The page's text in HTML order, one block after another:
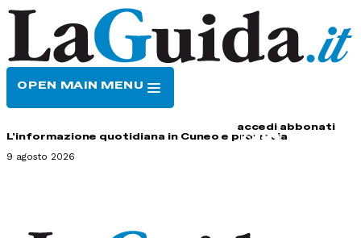
OPEN MAIN MENU
accedi abbonati
L'informazione quotidiana in Cuneo e provincia
9 agosto 2026